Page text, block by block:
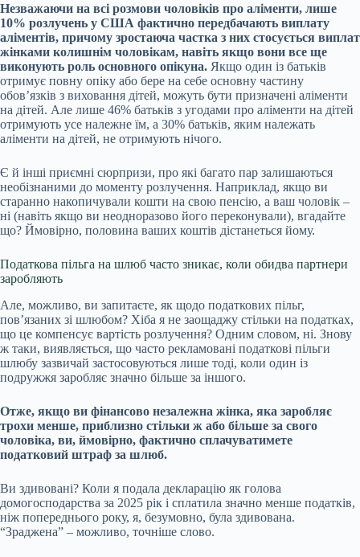
Незважаючи на всі розмови чоловіків про аліменти, лише
10% розлучень у США фактично передбачають виплату
аліментів, причому зростаюча частка з них стосується виплат
жінками колишнім чоловікам, навіть якщо вони все ще
виконують роль основного опікуна. Якщо один із батьків
отримує повну опіку або бере на себе основну частину
обов’язків з виховання дітей, можуть бути призначені аліменти
на дітей. Але лише 46% батьків з угодами про аліменти на дітей
отримують усе належне їм, а 30% батьків, яким належать
аліменти на дітей, не отримують нічого.
Є й інші приємні сюрпризи, про які багато пар залишаються
необізнаними до моменту розлучення. Наприклад, якщо ви
старанно накопичували кошти на свою пенсію, а ваш чоловік –
ні (навіть якщо ви неодноразово його переконували), вгадайте
що? Ймовірно, половина ваших коштів дістанеться йому.
Податкова пільга на шлюб часто зникає, коли обидва партнери
заробляють
Але, можливо, ви запитаєте, як щодо податкових пільг,
пов’язаних зі шлюбом? Хіба я не заощаджу стільки на податках,
що це компенсує вартість розлучення? Одним словом, ні. Знову
ж таки, виявляється, що часто рекламовані податкові пільги
шлюбу зазвичай застосовуються лише тоді, коли один із
подружжя заробляє значно більше за іншого.
Отже, якщо ви фінансово незалежна жінка, яка заробляє
трохи менше, приблизно стільки ж або більше за свого
чоловіка, ви, ймовірно, фактично сплачуватимете
податковий штраф за шлюб.
Ви здивовані? Коли я подала декларацію як голова
домогосподарства за 2025 рік і сплатила значно менше податків,
ніж попереднього року, я, безумовно, була здивована.
“Зраджена” – можливо, точніше слово.